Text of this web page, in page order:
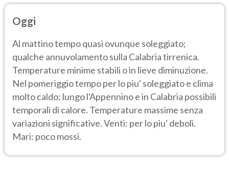
Oggi
Al mattino tempo quasi ovunque soleggiato;
qualche annuvolamento sulla Calabria tirrenica.
Temperature minime stabili o in lieve diminuzione.
Nel pomeriggio tempo per lo piu' soleggiato e clima
molto caldo; lungo l'Appennino e in Calabria possibili
temporali di calore. Temperature massime senza
variazioni significative. Venti: per lo piu' deboli.
Mari: poco mossi.